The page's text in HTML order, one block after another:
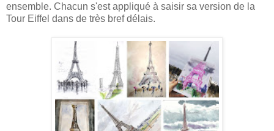
ensemble. Chacun s'est appliqué à saisir sa version de la
Tour Eiffel dans de très bref délais.